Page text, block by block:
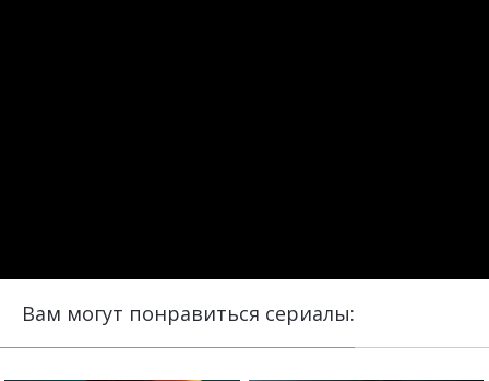
Вам могут понравиться сериалы: